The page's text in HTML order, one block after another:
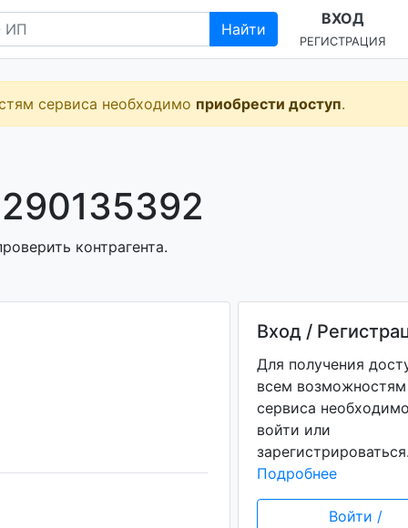
Найти
ВХОД
РЕГИСТРАЦИЯ
сервиса необходимо приобрести доступ.
контрагента.
Вход /
Для получения
всем возможностям
сервиса
войти или
Подробнее
Войти /